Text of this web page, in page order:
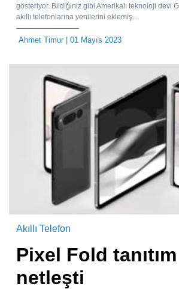
gösteriyor. Bildiğiniz gibi Amerikalı teknoloji devi
akıllı telefonlarına yenilerini eklemiş...
Ahmet Timur| 01 Mayıs 2023
Akıllı Telefon
Pixel Fold
netleşti